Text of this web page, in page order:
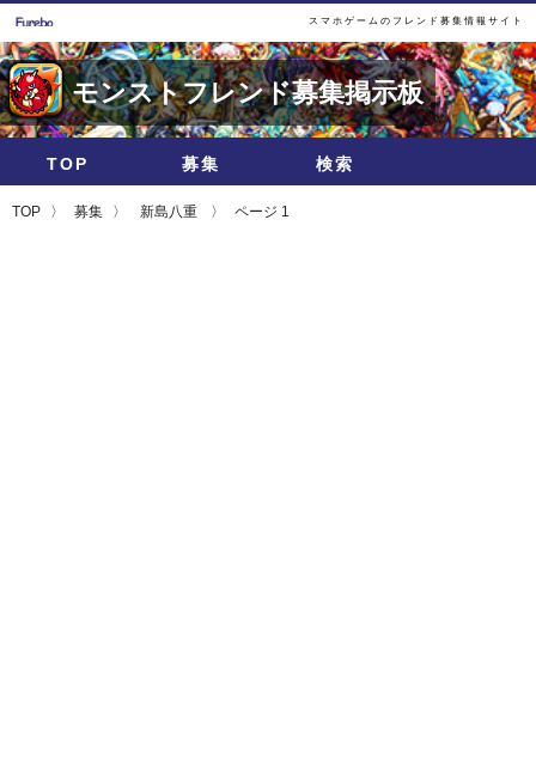
スマホゲームのフレンド募集情報サイト
モンストフレンド募集掲示板
TOP 募集 検索
TOP 募集 新島八重 ページ 1